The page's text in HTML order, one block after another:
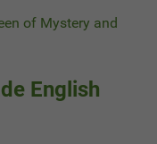
of Mystery and
English